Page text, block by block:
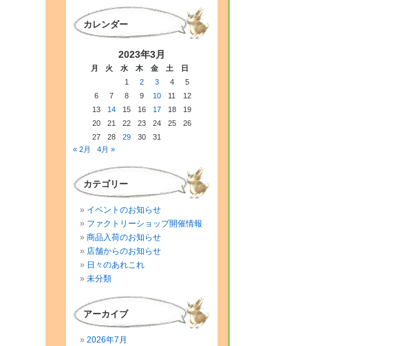
カレンダー
2023年3月
月 火 水 木 金 土
日
1
2 3 4
5
6
7 8 9 10 11
12
13
14 15 16 17 18
19
20
21 22 23 24 25
26
27
28 29 30
31
« 2月
4月 »
カテゴリー
イベントのお知らせ
ファクトリーショップ開催情報
商品入荷のお知らせ
店舗からのお知らせ
日々のあれこれ
未分類
アーカイブ
2026年7月